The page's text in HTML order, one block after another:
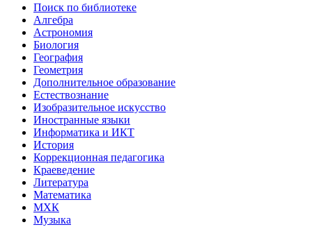
Поиск по библиотеке
Алгебра
Астрономия
Биология
География
Геометрия
Дополнительное образование
Естествознание
Изобразительное искусство
Иностранные языки
Информатика и ИКТ
История
Коррекционная педагогика
Краеведение
Литература
Математика
МХК
Музыка